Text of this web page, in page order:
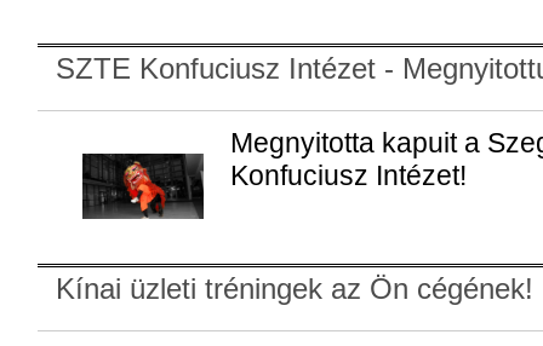
SZTE Konfuciusz Intézet -
Megnyitotta kapuit a
Konfuciusz Intézet!
Kínai üzleti tréningek az Ön cégének!